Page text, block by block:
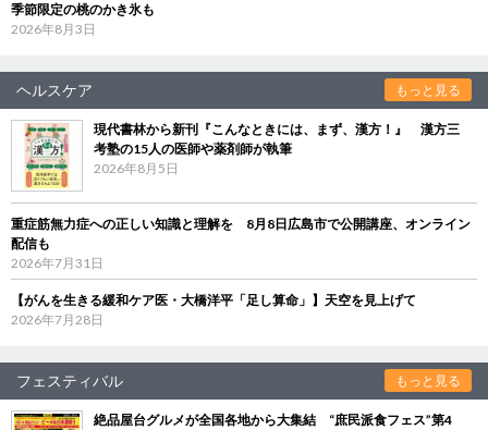
季節限定の桃のかき氷も
2026年8月3日
ヘルスケア もっと見る
現代書林から新刊『こんなときには、まず、漢方！』 漢方三
考塾の15人の医師や薬剤師が執筆
2026年8月5日
重症筋無力症への正しい知識と理解を 8月8日広島市で公開講座、オンライン
配信も
2026年7月31日
【がんを生きる緩和ケア医・大橋洋平「足し算命」】天空を見上げて
2026年7月28日
フェスティバル もっと見る
絶品屋台グルメが全国各地から大集結 “庶民派食フェス”第4